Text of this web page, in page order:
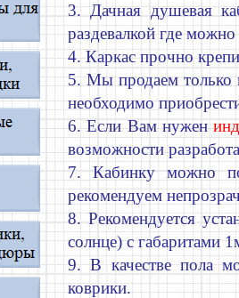
3. Дачная душевая
раздевалкой где
4. Каркас прочно
5. Мы продаем только
необходимо
6. Если Вам нужен
возможности
7. Кабинку можно
рекомендуем
8. Рекомендуется
солнце) с габаритами
9. В качестве пола
коврики.